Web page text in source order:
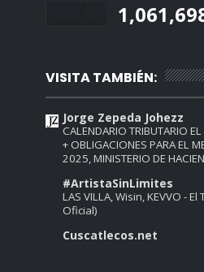
VISITA TAMBIÉN:
Jorge Zepeda Johezz
CALENDARIO TRIBUTARIO
+ OBLIGACIONES PARA EL
2025, MINISTERIO DE
#ArtistaSinLimites
LAS VILLA, Wisin, KEVVO -
Oficial)
Cuscatlecos.net